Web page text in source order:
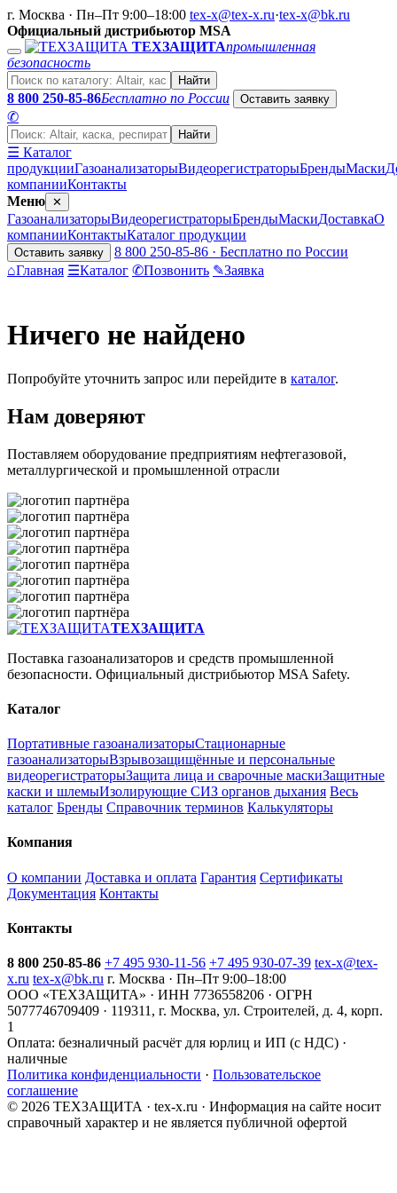
г. Москва · Пн–Пт 9:00–18:00 tex-x@tex-x.ru·tex-x@bk.ru
Официальный дистрибьютор MSA
ТЕХЗАЩИТАпромышленная
безопасность
Найти
8 800 250-85-86Бесплатно по России Оставить заявку
✆
Найти
☰ Каталог
продукцииГазоанализаторыВидеорегистраторыБрендыМаски
компанииКонтакты
Меню ✕
ГазоанализаторыВидеорегистраторыБрендыМаскиДоставкаО
компанииКонтактыКаталог продукции
Оставить заявку
8 800 250-85-86 · Бесплатно по России
⌂Главная ☰Каталог ✆Позвонить ✎Заявка
Ничего не найдено
Попробуйте уточнить запрос или перейдите в каталог.
Нам доверяют
Поставляем оборудование предприятиям нефтегазовой,
металлургической и промышленной отрасли
ТЕХЗАЩИТА
Поставка газоанализаторов и средств промышленной
безопасности. Официальный дистрибьютор MSA Safety.
Каталог
Портативные газоанализаторыСтационарные
газоанализаторыВзрывозащищённые и персональные
видеорегистраторыЗащита лица и сварочные маскиЗащитные
каски и шлемыИзолирующие СИЗ органов дыхания Весь
каталог Бренды Справочник терминов Калькуляторы
Компания
О компании Доставка и оплата Гарантия Сертификаты
Документация Контакты
Контакты
8 800 250-85-86 +7 495 930-11-56 +7 495 930-07-39 tex-x@tex-
x.ru tex-x@bk.ru г. Москва · Пн–Пт 9:00–18:00
ООО «ТЕХЗАЩИТА» · ИНН 7736558206 · ОГРН
5077746709409 · 119311, г. Москва, ул. Строителей, д. 4, корп.
1
Оплата: безналичный расчёт для юрлиц и ИП (с НДС) ·
наличные
Политика конфиденциальности · Пользовательское
соглашение
© 2026 ТЕХЗАЩИТА · tex-x.ru · Информация на сайте носит
справочный характер и не является публичной офертой